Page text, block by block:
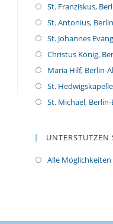
St. Franziskus,
St. Antonius,
St. Johannes
Christus König,
Maria Hilf, Berlin-
St.
St. Michael,
UNTERSTÜTZEN
Alle